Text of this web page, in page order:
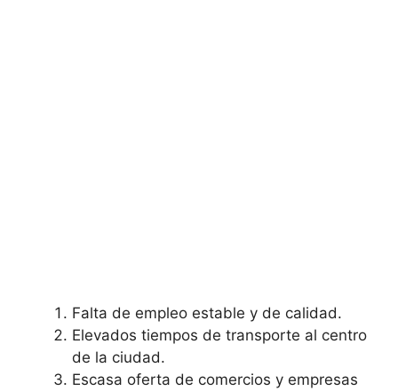
Falta de empleo estable y de calidad.
Elevados tiempos de transporte al centro
de la ciudad.
Escasa oferta de comercios y empresas